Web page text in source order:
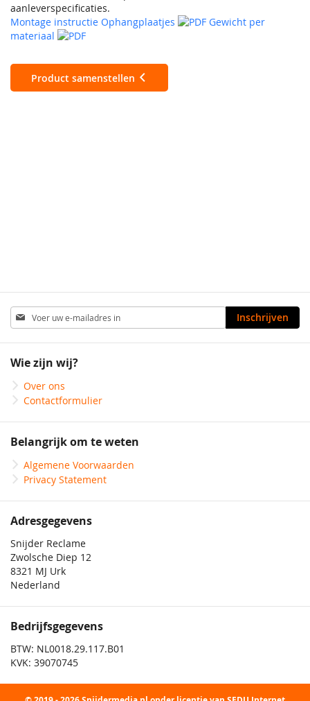
aanleverspecificaties.
Montage instructie Ophangplaatjes
Gewicht per
materiaal
Product samenstellen
Abonneer
u
op
nieuwsbrief
Inschrijven
Wie zijn wij?
Over ons
Contactformulier
Belangrijk om te weten
Algemene Voorwaarden
Privacy Statement
Adresgegevens
Snijder Reclame
Zwolsche Diep 12
8321 MJ Urk
Nederland
Bedrijfsgegevens
BTW: NL0018.29.117.B01
KVK: 39070745